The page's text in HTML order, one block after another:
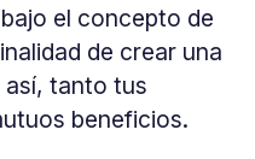
el concepto de
de crear una
tanto tus
beneficios.